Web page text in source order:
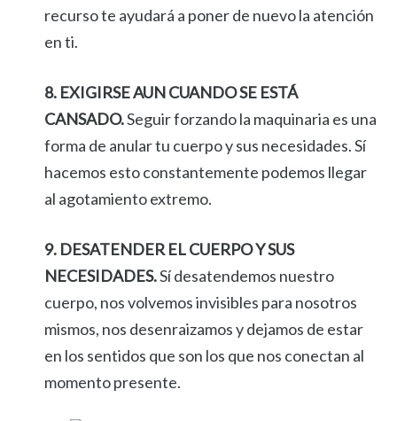
recurso te ayudará a poner de nuevo la atención
en ti.
8. EXIGIRSE AUN CUANDO SE ESTÁ
CANSADO.Seguir forzando la maquinaria es una
forma de anular tu cuerpo y sus necesidades. Sí
hacemos esto constantemente podemos llegar
al agotamiento extremo.
9. DESATENDER EL CUERPO Y SUS
NECESIDADES.Sí desatendemos nuestro
cuerpo, nos volvemos invisibles para nosotros
mismos, nos desenraizamos y dejamos de estar
en los sentidos que son los que nos conectan al
momento presente.